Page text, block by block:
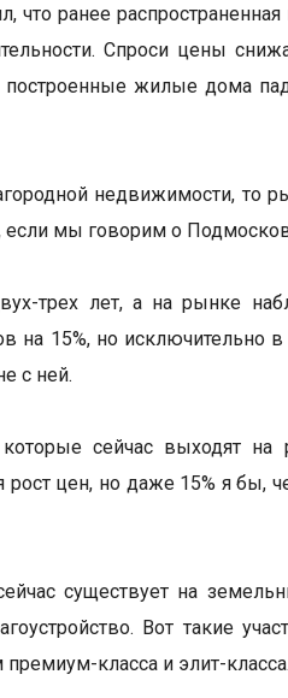
что ранее
Спроси цены
построенные жилые дома
недвижимости, то
мы говорим о
трех лет, а на рынке
15%, но исключительно
с ней.
сейчас выходят
цен, но даже 15% я бы,
существует на
Вот такие
класса и элит-класса.